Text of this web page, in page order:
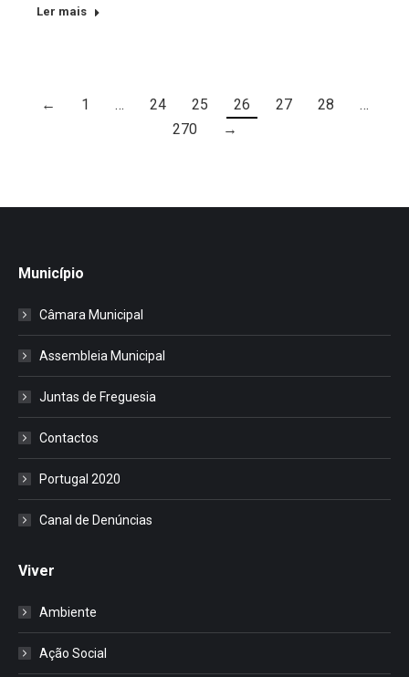
Ler mais
← 1 … 24 25 26 27 28
…
270
→
Município
Câmara Municipal
Assembleia Municipal
Juntas de Freguesia
Contactos
Portugal 2020
Canal de Denúncias
Viver
Ambiente
Ação Social